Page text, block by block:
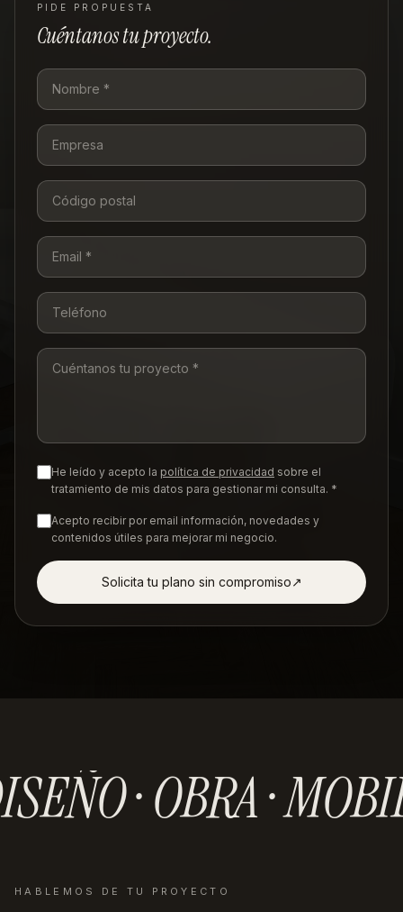
PIDE PROPUESTA
Cuéntanos tu proyecto.
He leído y acepto la política de privacidad sobre el
tratamiento de mis datos para gestionar mi consulta. *
Acepto recibir por email información, novedades y
contenidos útiles para mejorar mi negocio.
Solicita tu plano sin compromiso↗︎
· OBRA ·
HABLEMOS DE TU PROYECTO